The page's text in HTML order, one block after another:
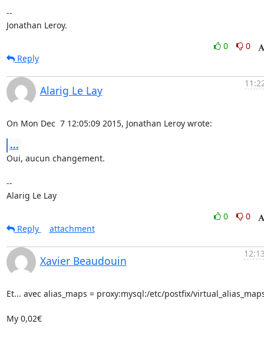
--
Jonathan Leroy.
0
0
Reply
Alarig Le Lay
On Mon Dec  7 12:05:09 2015, Jonathan Leroy wrote:
...
Oui, aucun changement.
--
Alarig Le Lay
0
0
Reply
attachment
Xavier Beaudouin
Et... avec alias_maps = proxy:mysql:/etc/postfix/
My 0,02€